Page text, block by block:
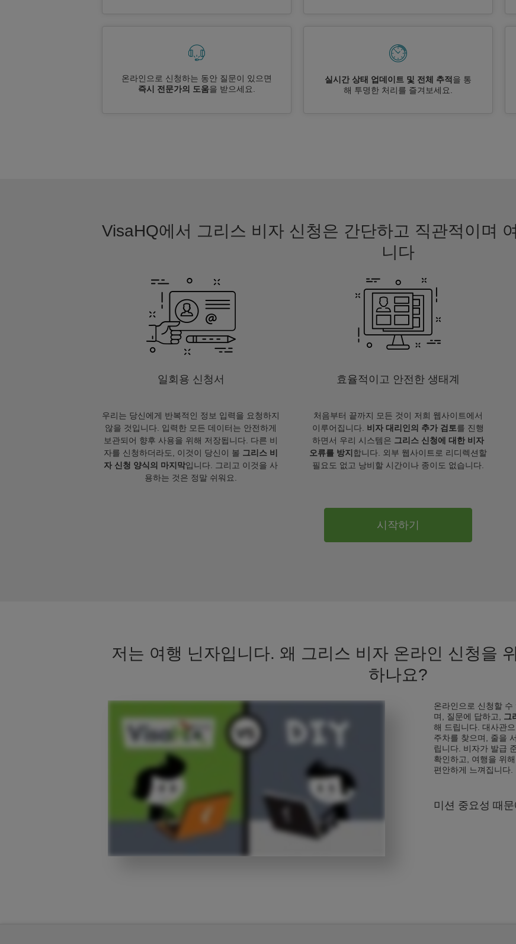
온라인으로 신청하는 동안 질문이 있으면
즉시 전문가의 도움을 받으세요.
실시간 상태 업데이트 및 전체 추적 을 통
해 투명한 처리를 즐겨보세요.
VisaHQ에서 그리스 비자 신청은 간단하고 직관적이며
니다
일회용 신청서
우리는 당신에게 반복적인 정보 입력을 요청하지
않을 것입니다. 입력한 모든 데이터는 안전하게
보관되어 향후 사용을 위해 저장됩니다. 다른 비
자를 신청하더라도, 이것이 당신이 볼 그리스 비
자 신청 양식의 마지막입니다. 그리고 이것을 사
용하는 것은 정말 쉬워요.
효율적이고 안전한 생태계
처음부터 끝까지 모든 것이 저희 웹사이트에서
이루어집니다. 비자 대리인의 추가 검토를 진행
하면서 우리 시스템은 그리스 신청에 대한 비자
오류를 방지 합니다. 외부 웹사이트로 리디렉션할
필요도 없고 낭비할 시간이나 종이도 없습니다.
시작하기
저는 여행 닌자입니다. 왜 그리스 비자 온라인 신청을
하나요?
온라인으로 신청할
며, 질문에 답하고, 그
해 드립니다. 대사관
주차를 찾으며, 줄을
립니다. 비자가 발급
확인하고, 여행을 위
편안하게 느껴집니다.
미션 중요성 때문